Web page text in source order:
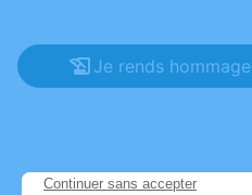
Je rends hommage